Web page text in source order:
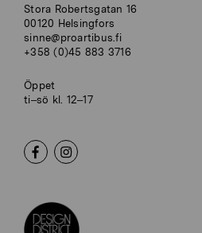
Stora Robertsgatan 16
00120 Helsingfors
sinne@proartibus.fi
+358 (0)45 883 3716
Öppet
ti–sö kl. 12–17